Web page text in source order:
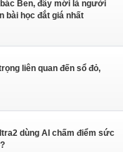
Ben, đây mới là người
bài học đắt giá nhất
liên quan đến sổ đỏ,
dùng AI chấm điểm sức